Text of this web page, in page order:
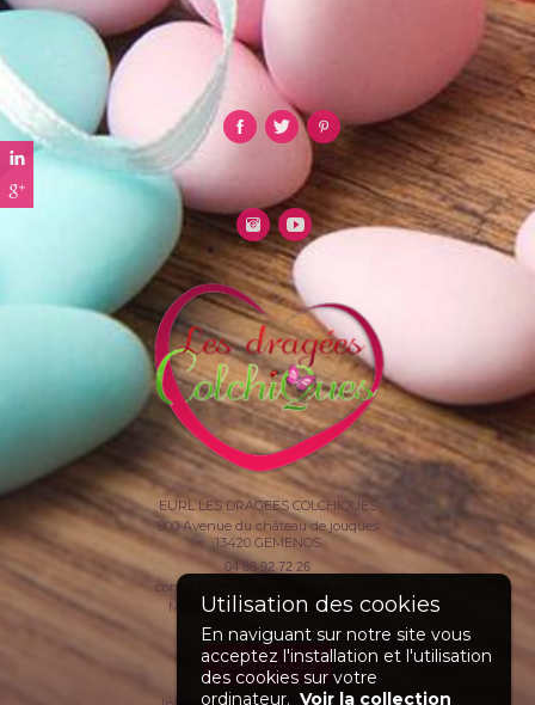
EURL LES DRAGEES COLCHIQUES
800 Avenue du château de jouques
13420 GEMENOS
04 88 92 72 26
contact@lesdrageescolchiques.com
Mardi au Samedi >>> 10H / 19 H
PLAN D'ACCÈS
En naviguant sur notre site vous
acceptez l'installation et l'utilisation
des cookies sur votre
ordinateur. Voir la collection